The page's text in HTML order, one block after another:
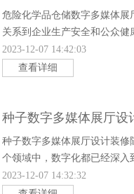
危险化学品仓储数字多媒体
关系到企业生产安全和公众
识，许多企业都建立了数字多
2023-12-07 14:42:03
查看详细
种子数字多媒体展厅设
种子数字多媒体展厅设计装
个领域中，数字化都已经深
要作用。其中种子数字多媒体
2023-12-07 14:32:32